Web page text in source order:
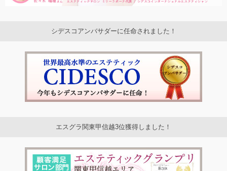
シデスコアンバサダーに任命されました！
エスグラ関東甲信越3位獲得しました！